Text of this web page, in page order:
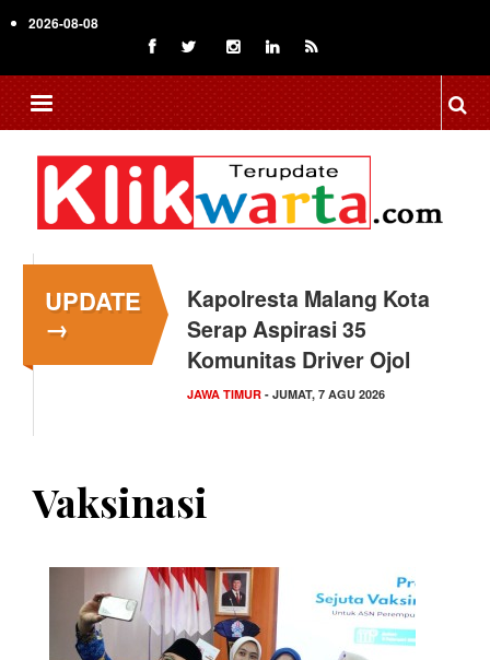
to
content
2026-08-08
UPDATE
→
Kapolresta Malang Kota
Serap Aspirasi 35
Komunitas Driver Ojol
JAWA TIMUR - JUMAT, 7 AGU 2026
Vaksinasi